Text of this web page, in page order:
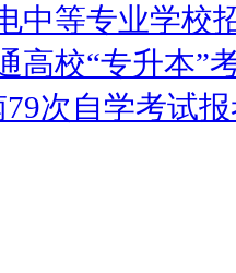
中等专业学校
高校“专升本”
次自学考试